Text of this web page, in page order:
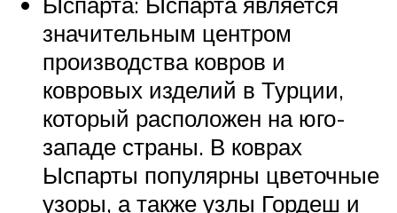
значительным центром
производства ковров и
ковровых изделий в Турции,
который расположен на юго-
западе страны. В коврах
Ыспарты популярны цветочные
узоры, а также узлы Гордеш и